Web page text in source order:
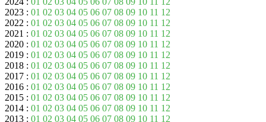
2023 : 01 02 03 04 05 06 07 08 09 10 11 12
2022 : 01 02 03 04 05 06 07 08 09 10 11 12
2021 : 01 02 03 04 05 06 07 08 09 10 11 12
2020 : 01 02 03 04 05 06 07 08 09 10 11 12
2019 : 01 02 03 04 05 06 07 08 09 10 11 12
2018 : 01 02 03 04 05 06 07 08 09 10 11 12
2017 : 01 02 03 04 05 06 07 08 09 10 11 12
2016 : 01 02 03 04 05 06 07 08 09 10 11 12
2015 : 01 02 03 04 05 06 07 08 09 10 11 12
2014 : 01 02 03 04 05 06 07 08 09 10 11 12
2013 : 01 02 03 04 05 06 07 08 09 10 11 12